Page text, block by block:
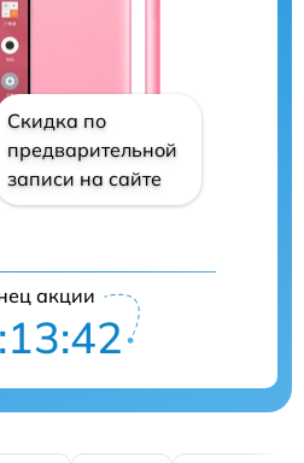
Скидка по
предварительной
записи на сайте
акции